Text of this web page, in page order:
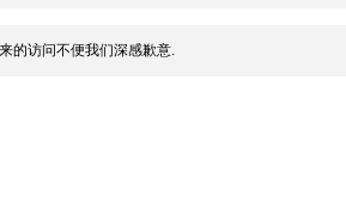
的访问不便我们深感歉意.